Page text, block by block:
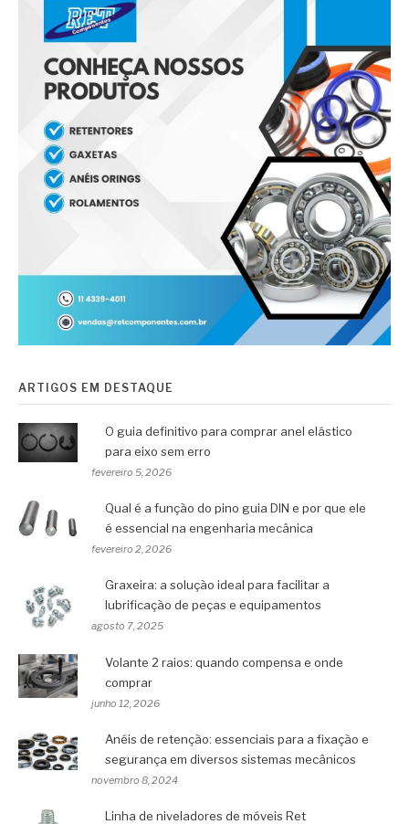
ARTIGOS EM DESTAQUE
O guia definitivo para comprar anel elástico
para eixo sem erro
fevereiro 5, 2026
Qual é a função do pino guia DIN e por que ele
é essencial na engenharia mecânica
fevereiro 2, 2026
Graxeira: a solução ideal para facilitar a
lubrificação de peças e equipamentos
agosto 7, 2025
Volante 2 raios: quando compensa e onde
comprar
junho 12, 2026
Anéis de retenção: essenciais para a fixação e
segurança em diversos sistemas mecânicos
novembro 8, 2024
Linha de niveladores de móveis Ret